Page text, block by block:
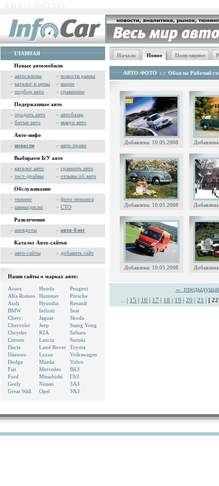
ГЛАВНАЯ
Новые автомобили
» автосалоны » новости рынка
» каталог и цены » акции
» подбор авто » сравнение
Подержанные авто
» продать авто » автобазар
» битые авто » выкуп авто
Авто-инфо
» новости » авто-право
Выбираем Б/У авто
» каталог авто » сравнить авто
» тест-драйвы » отзывы об авто
Обслуживание
» тюнинг » фото тюнинга
» шины/диски » СТО
Развлечения
» анекдоты » авто-блог
Каталог Авто-сайтов
» авто-сайты » добавить сайт
Наши сайты о марках авто:
Acura
Alfa Romeo
Audi
BMW
Chery
Chevrolet
Chrysler
Citroen
Dacia
Daewoo
Dodge
Fiat
Ford
Geely
Great Wall
Honda
Hummer
Hyundai
Infiniti
Jaguar
Jeep
KIA
Lancia
Land Rover
Lexus
Mazda
Mercedes
Mitsubishi
Nissan
Opel
Peugeot
Porsche
Renault
Seat
Skoda
Ssang Yong
Subaru
Suzuki
Toyota
Volkswagen
Volvo
ВАЗ
ГАЗ
ЗАЗ
УАЗ
Начало Новое Популярное
АВТО-ФОТО : : Обои на Рабочий
Добавлена: 10.05.2008
Добавлена: 10.05.2008
Добавлена: 10.05.2008
←
... | 15 | 16 | 17 | 18 | 19 |20 |21 | [